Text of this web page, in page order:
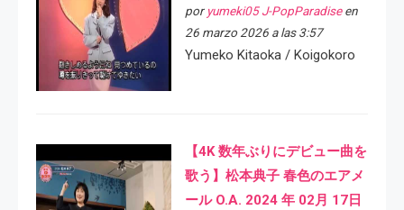
por yumeki05 J-PopParadiseen
26 marzo 2026 a las 3:57
Yumeko Kitaoka / Koigokoro
【4K 数年ぶりにデビュー曲を
歌う】松本典子 春色のエアメ
ール O.A. 2024 年 02月 17日